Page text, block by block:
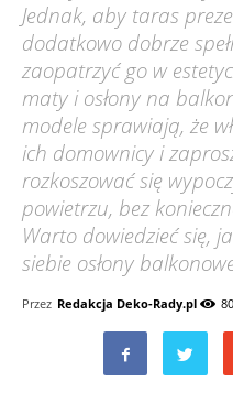
Jednak, aby taras
dodatkowo dobrze
zaopatrzyć go w
maty i osłony na
modele sprawiają, że
ich domownicy i
rozkoszować się
powietrzu, bez
Warto dowiedzieć się,
siebie osłony
Przez Redakcja Deko-Rady.pl